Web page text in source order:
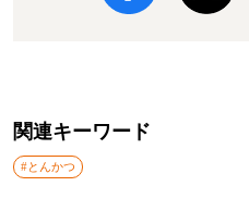
関連キーワード
#とんかつ